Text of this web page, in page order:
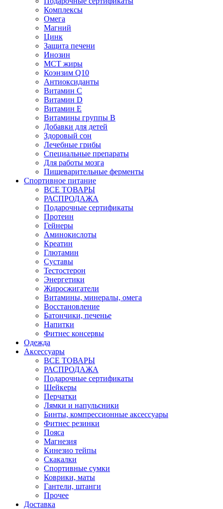
Комплексы
Омега
Магний
Цинк
Защита печени
Инозин
МСТ жиры
Коэнзим Q10
Антиоксиданты
Витамин С
Витамин D
Витамин Е
Витамины группы B
Добавки для детей
Здоровый сон
Лечебные грибы
Специальные препараты
Для работы мозга
Пищеварительные ферменты
Спортивное питание
ВСЕ ТОВАРЫ
РАСПРОДАЖА
Подарочные сертификаты
Протеин
Гейнеры
Аминокислоты
Креатин
Глютамин
Суставы
Тестостерон
Энергетики
Жиросжигатели
Витамины, минералы, омега
Восстановление
Батончики, печенье
Напитки
Фитнес консервы
Одежда
Аксессуары
ВСЕ ТОВАРЫ
РАСПРОДАЖА
Подарочные сертификаты
Шейкеры
Перчатки
Лямки и напульсники
Бинты, компрессионные аксессуары
Фитнес резинки
Пояса
Магнезия
Кинезио тейпы
Скакалки
Спортивные сумки
Коврики, маты
Гантели, штанги
Прочее
Доставка